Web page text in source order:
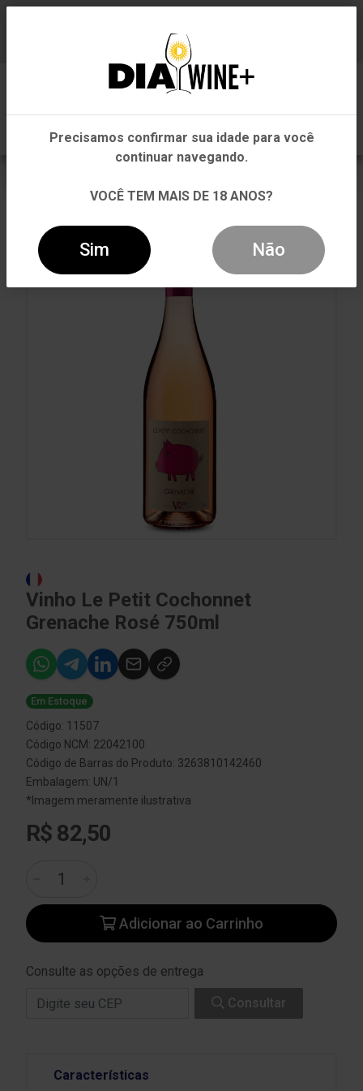
VINHO LE PETIT COCHONNET GRENACHE ROSÉ 750ML
Vinho Le Petit Cochonnet
Grenache Rosé 750ml
Em Estoque
Código: 11507
Código NCM: 22042100
Código de Barras do Produto: 3263810142460
Embalagem: UN/1
*Imagem meramente ilustrativa
R$ 82,50
Adicionar ao Carrinho
Consulte as opções de entrega
Consultar
Características
Em que Estado você está?
Pernambuco
Outros Estados
Precisamos confirmar sua idade para você
continuar navegando.
VOCÊ TEM MAIS DE 18 ANOS?
Sim Não